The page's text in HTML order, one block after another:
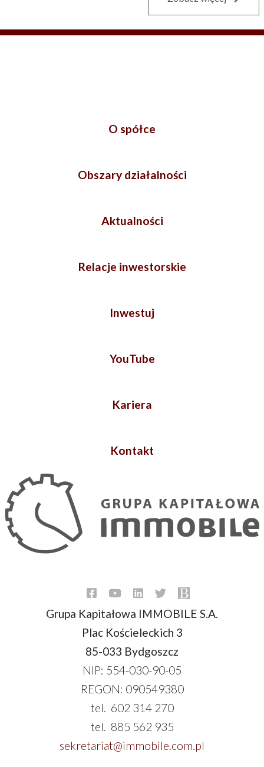
O spółce
Obszary działalności
Aktualności
Relacje inwestorskie
Inwestuj
YouTube
Kariera
Kontakt
Grupa Kapitałowa IMMOBILE S.A.
Plac Kościeleckich 3
85-033 Bydgoszcz
NIP: 554-030-90-05
REGON: 090549380
tel. 602 314 270
tel. 885 562 935
sekretariat@immobile.com.pl